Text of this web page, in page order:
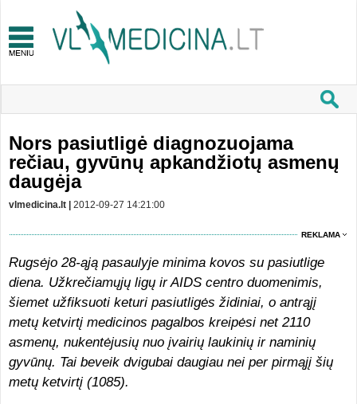
Nors pasiutligė diagnozuojama
rečiau, gyvūnų apkandžiotų asmenų
daugėja
vlmedicina.lt | 2012-09-27 14:21:00
REKLAMA
Rugsėjo 28-ąją pasaulyje minima kovos su pasiutlige
diena. Užkrečiamųjų ligų ir AIDS centro duomenimis,
šiemet užfiksuoti keturi pasiutligės židiniai, o antrąjį
metų ketvirtį medicinos pagalbos kreipėsi net 2110
asmenų, nukentėjusių nuo įvairių laukinių ir naminių
gyvūnų. Tai beveik dvigubai daugiau nei per pirmąjį šių
metų ketvirtį (1085).